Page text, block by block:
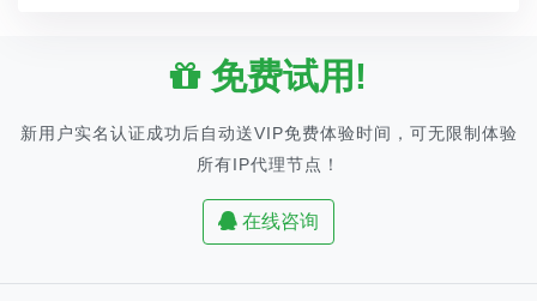
免费试用!
新用户实名认证成功后自动送VIP免费体验时间，可无限制体验
所有IP代理节点！
在线咨询